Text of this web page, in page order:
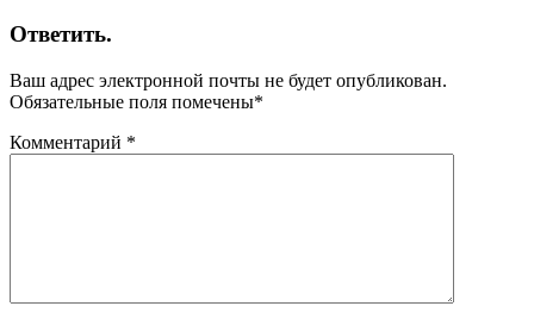
Ответить.
Ваш адрес электронной почты не будет опубликован.
Обязательные поля помечены*
Комментарий *